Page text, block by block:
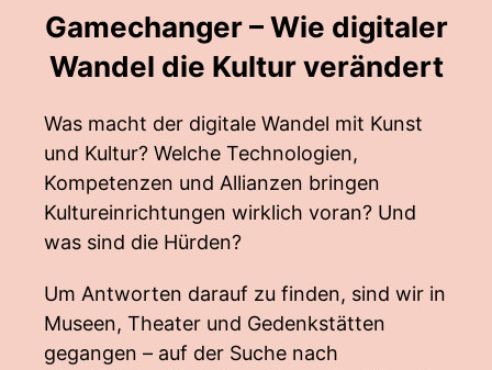
Gamechanger – Wie digitaler
Wandel die Kultur verändert
Was macht der digitale Wandel mit Kunst
und Kultur? Welche Technologien,
Kompetenzen und Allianzen bringen
Kultureinrichtungen wirklich voran? Und
was sind die Hürden?
Um Antworten darauf zu finden, sind wir in
Museen, Theater und Gedenkstätten
gegangen – auf der Suche nach